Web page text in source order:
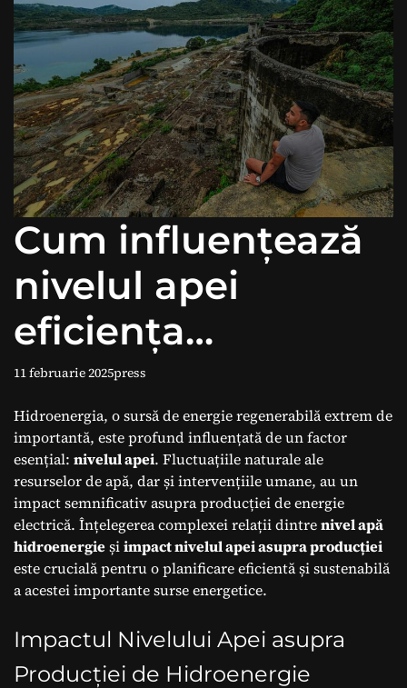
Cum influențează
nivelul apei
eficiența
hidroenergiei?
11 februarie 2025press
Hidroenergia, o sursă de energie regenerabilă extrem de
importantă, este profund influențată de un factor
esențial: nivelul apei. Fluctuațiile naturale ale
resurselor de apă, dar și intervențiile umane, au un
impact semnificativ asupra producției de energie
electrică. Înțelegerea complexei relații dintrenivel apă
hidroenergieșiimpact nivelul apei asupra producției
este crucială pentru o planificare eficientă și sustenabilă
a acestei importante surse energetice.
Impactul Nivelului Apei asupra
Producției de Hidroenergie